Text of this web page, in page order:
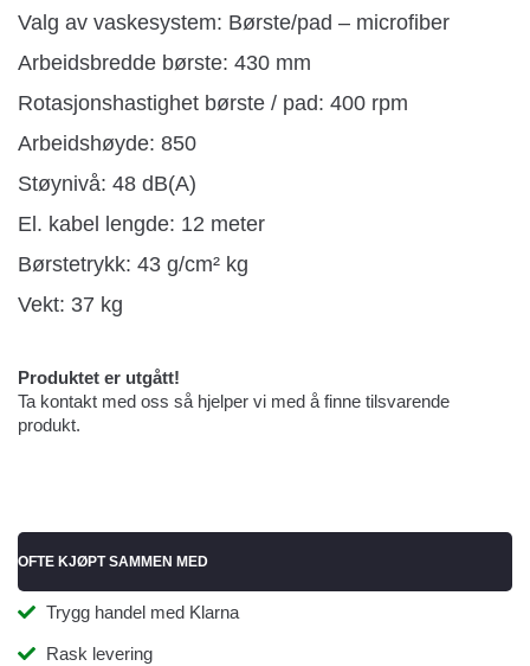
Valg av vaskesystem: Børste/pad – microfiber
Arbeidsbredde børste: 430 mm
Rotasjonshastighet børste / pad: 400 rpm
Arbeidshøyde: 850
Støynivå: 48 dB(A)
El. kabel lengde: 12 meter
Børstetrykk: 43 g/cm² kg
Vekt: 37 kg
Produktet er utgått!
Ta kontakt med oss så hjelper vi med å finne tilsvarende
produkt.
OFTE KJØPT SAMMEN MED
Trygg handel med Klarna
Rask levering